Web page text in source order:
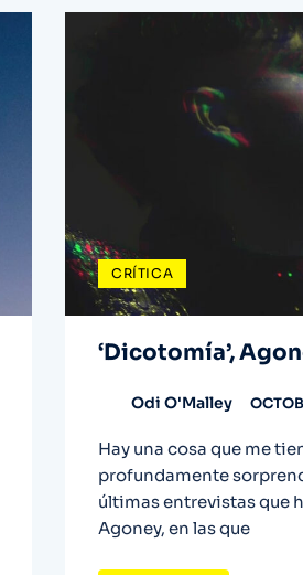
CRÍTICA
‘Dicotomía’,
Odi O'Malley
Hay una cosa que me
profundamente
últimas entrevistas que
Agoney, en las que